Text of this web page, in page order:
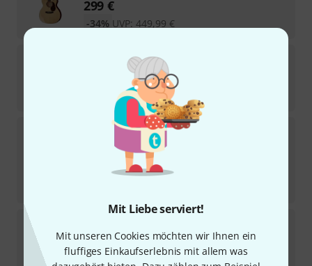
Mit Liebe serviert!
Mit unseren Cookies möchten wir Ihnen ein
fluffiges Einkaufserlebnis mit allem was
299 €
UVP: 449,99 €
-34%
Recording KingTonewood Reserve Koa 00 Ca
Sofort lieferbar
€
Recording KingRM-998-D
Sofort lieferbar
€
Sofort lieferbar
333 €